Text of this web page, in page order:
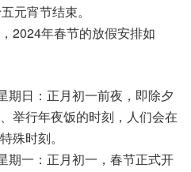
元宵节结束。
2024年春节的放假安排如
期日：正月初一前夜，即除夕
举行年夜饭的时刻，人们会在
殊时刻。
期一：正月初一，春节正式开